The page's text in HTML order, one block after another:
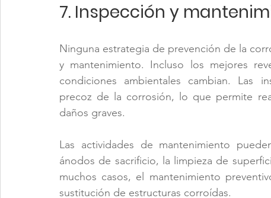
7. Inspección y
Ninguna estrategia de prevención de la
y mantenimiento. Incluso los mejores
condiciones ambientales cambian. Las
precoz de la corrosión, lo que permite
daños graves.
Las actividades de mantenimiento
ánodos de sacrificio, la limpieza de
muchos casos, el mantenimiento
sustitución de estructuras corroídas.